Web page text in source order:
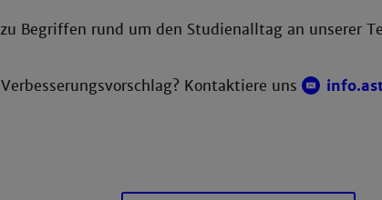
Begriffen rund um den Studienalltag an unserer
Kontaktiere uns